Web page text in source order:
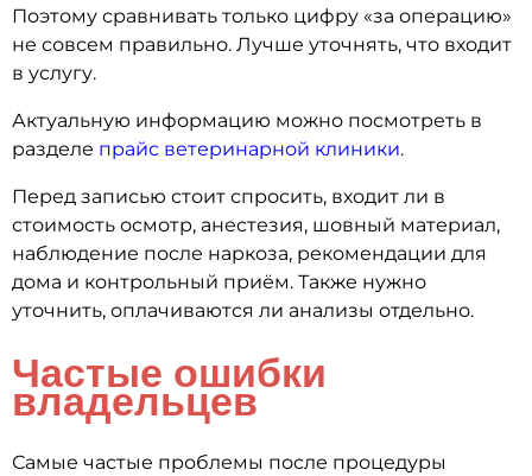
Поэтому сравнивать только цифру «за операцию»
не совсем правильно. Лучше уточнять, что входит
в услугу.
Актуальную информацию можно посмотреть в
разделе прайс ветеринарной клиники.
Перед записью стоит спросить, входит ли в
стоимость осмотр, анестезия, шовный материал,
наблюдение после наркоза, рекомендации для
дома и контрольный приём. Также нужно
уточнить, оплачиваются ли анализы отдельно.
Частые ошибки
владельцев
Самые частые проблемы после процедуры